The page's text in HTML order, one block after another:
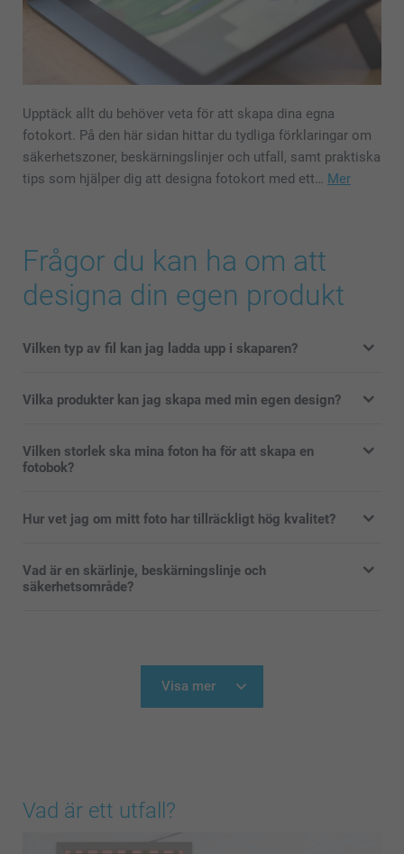
Upptäck allt du behöver veta för att skapa dina egna
fotokort. På den här sidan hittar du tydliga förklaringar om
säkerhetszoner, beskärningslinjer och utfall, samt praktiska
tips som hjälper dig att designa fotokort med ett… Mer
Frågor du kan ha om att
designa din egen produkt
Vilken typ av fil kan jag ladda upp i skaparen?
Vilka produkter kan jag skapa med min egen design?
Vilken storlek ska mina foton ha för att skapa en
fotobok?
Hur vet jag om mitt foto har tillräckligt hög kvalitet?
Vad är en skärlinje, beskärningslinje och
säkerhetsområde?
Visa mer
Vad är ett utfall?